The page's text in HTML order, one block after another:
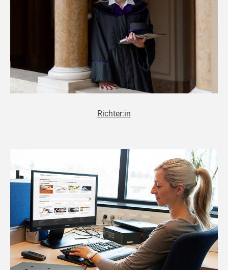
Richter:in